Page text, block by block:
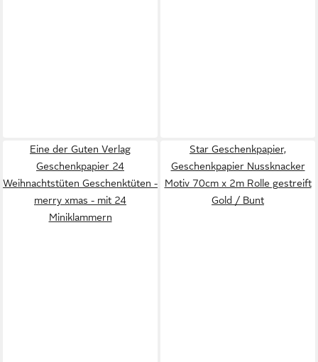
Eine der Guten Verlag
Geschenkpapier 24
Weihnachtstüten Geschenktüten -
merry xmas - mit 24
Miniklammern
Star Geschenkpapier,
Geschenkpapier Nussknacker
Motiv 70cm x 2m Rolle gestreift
Gold / Bunt